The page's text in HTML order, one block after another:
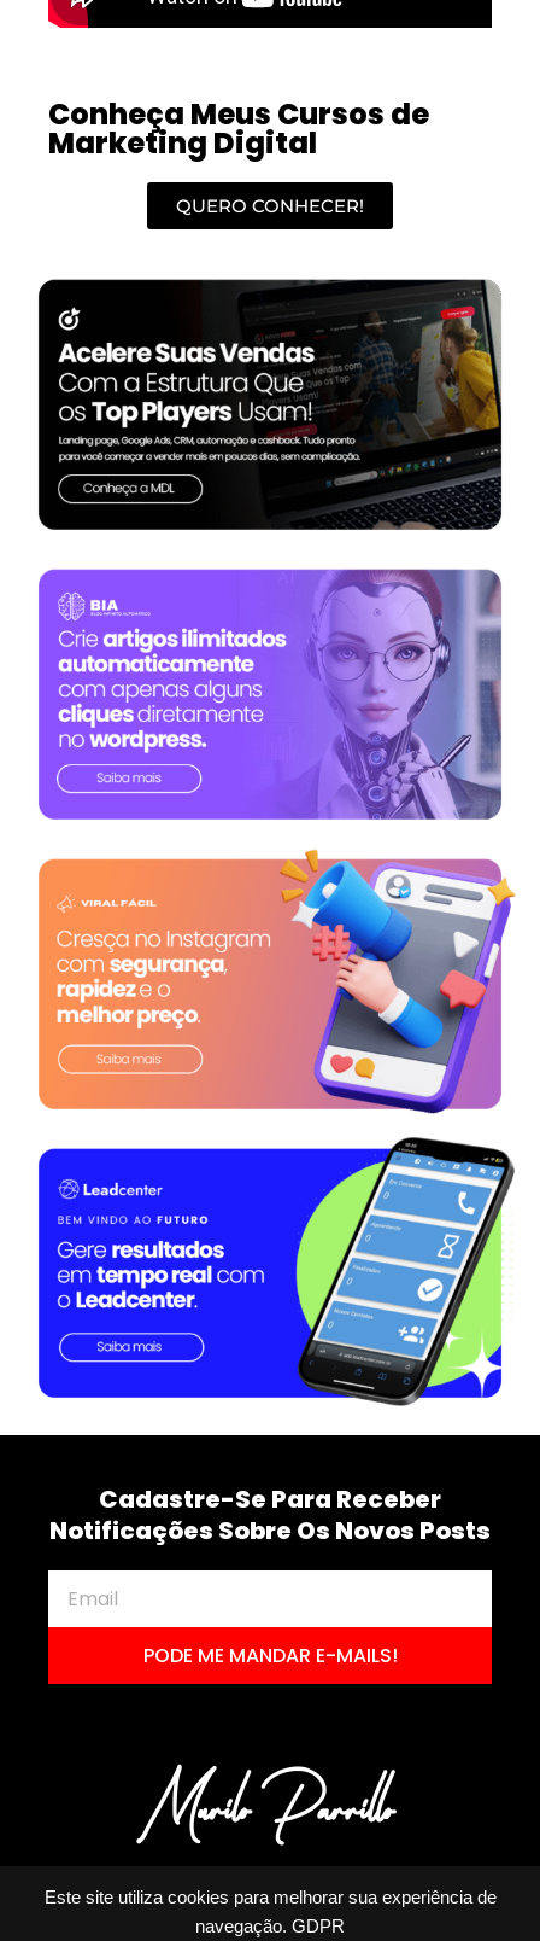
Este site utiliza cookies para melhorar sua experiência de
navegação. GDPR
Conheça Meus Cursos de
Marketing Digital
QUERO CONHECER!
Cadastre-Se Para Receber
Notificações Sobre Os Novos Posts
PODE ME MANDAR E-MAILS!